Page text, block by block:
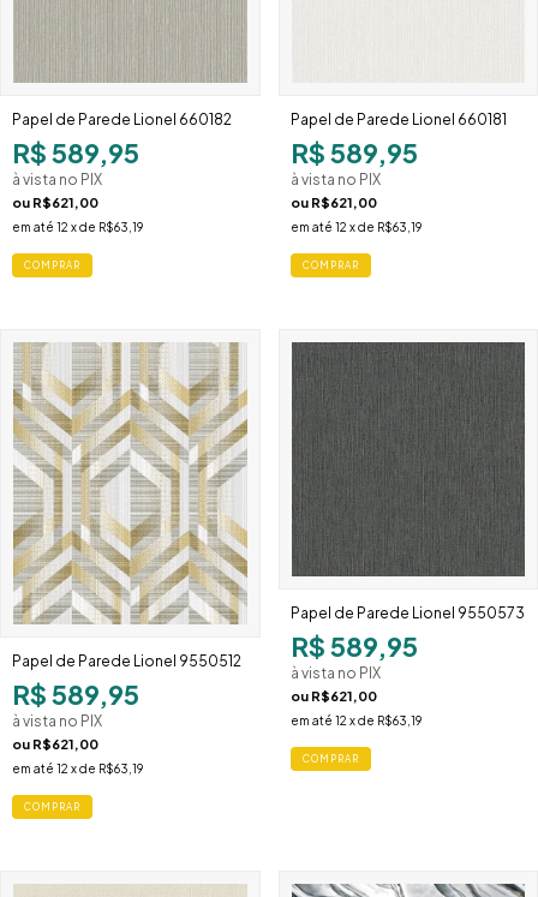
Papel de Parede Lionel 660182
R$ 589,95
à vista no PIX
ou R$621,00
em até 12 x de R$63,19
Papel de Parede Lionel 660181
R$ 589,95
à vista no PIX
ou R$621,00
em até 12 x de R$63,19
Papel de Parede Lionel 9550512
R$ 589,95
à vista no PIX
ou R$621,00
em até 12 x de R$63,19
Papel de Parede Lionel 9550573
R$ 589,95
à vista no PIX
ou R$621,00
em até 12 x de R$63,19